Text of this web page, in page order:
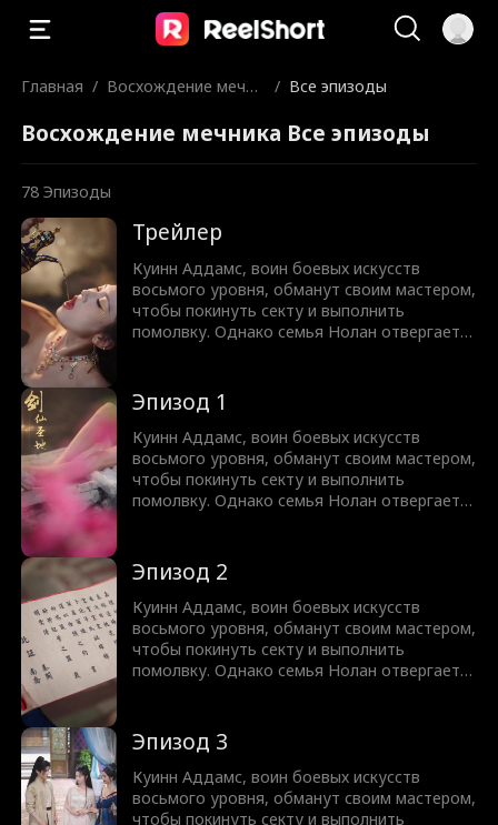
Главная / Восхождение мечни
/ Все эпизоды
Восхождение мечника Все эпизоды
78 Эпизоды
Трейлер
Куинн Аддамс, воин боевых искусств
восьмого уровня, обманут своим мастером,
чтобы покинуть секту и выполнить
помолвку. Однако семья Нолан отвергает
любимой дочери Хлои. Пока семья Нолан
унижает его и пытается разорвать
помолвку, они не подозревают, что этот
"слабый" неудачник на самом деле мастер
меча, скрывающий свою истинную силу.
Эпизод 1
Куинн Аддамс, воин боевых искусств
восьмого уровня, обманут своим мастером,
чтобы покинуть секту и выполнить
помолвку. Однако семья Нолан отвергает
любимой дочери Хлои. Пока семья Нолан
унижает его и пытается разорвать
помолвку, они не подозревают, что этот
"слабый" неудачник на самом деле мастер
меча, скрывающий свою истинную силу.
Эпизод 2
Куинн Аддамс, воин боевых искусств
восьмого уровня, обманут своим мастером,
чтобы покинуть секту и выполнить
помолвку. Однако семья Нолан отвергает
любимой дочери Хлои. Пока семья Нолан
унижает его и пытается разорвать
помолвку, они не подозревают, что этот
"слабый" неудачник на самом деле мастер
меча, скрывающий свою истинную силу.
Эпизод 3
Куинн Аддамс, воин боевых искусств
восьмого уровня, обманут своим мастером,
чтобы покинуть секту и выполнить